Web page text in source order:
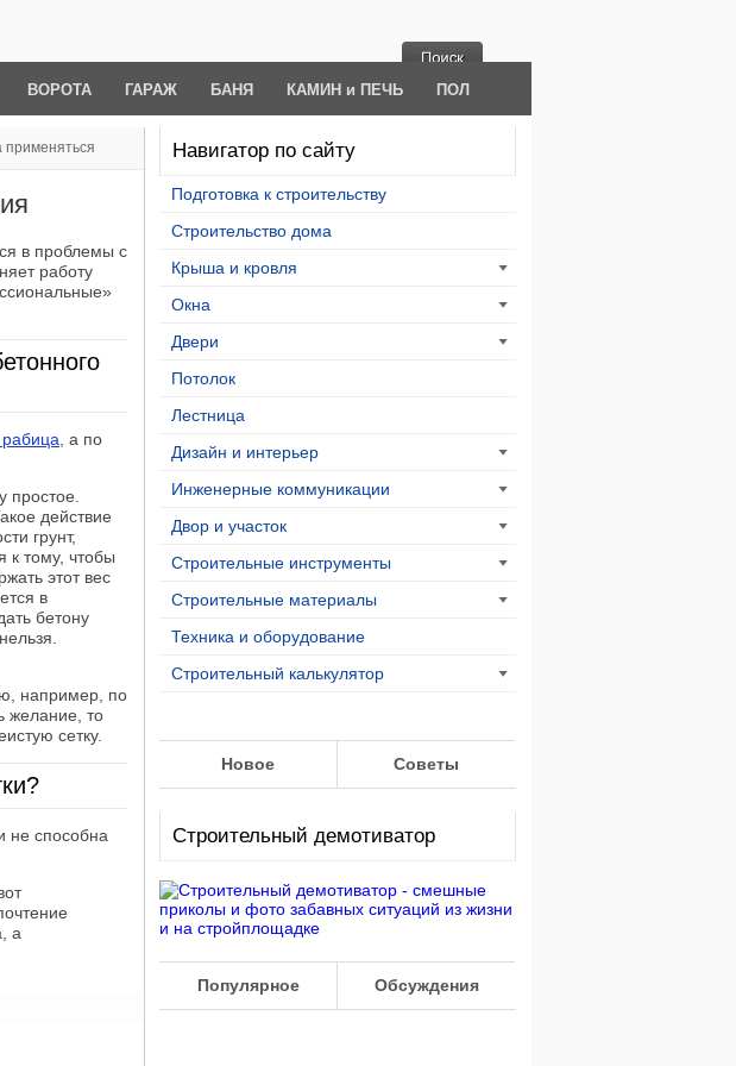
ВОРОТА ГАРАЖ БАНЯ КАМИН и ПЕЧЬ ПОЛ
применяться
в проблемы с
работу
рабица , а по
простое.
действие
грунт,
к тому, чтобы
этот вес
в
бетону
например, по
желание, то
сетку.
не способна
а
Навигатор по сайту
Подготовка к строительству
Строительство дома
Крыша и кровля
Окна
Двери
Потолок
Лестница
Дизайн и интерьер
Инженерные коммуникации
Двор и участок
Строительные инструменты
Строительные материалы
Техника и оборудование
Строительный калькулятор
Новое Советы
Строительный демотиватор
Популярное Обсуждения